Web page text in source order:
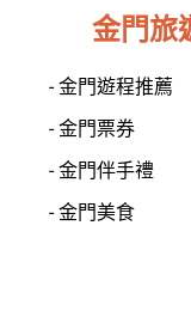
金門旅
- 金門遊程推薦
- 金門票券
- 金門伴手禮
- 金門美食